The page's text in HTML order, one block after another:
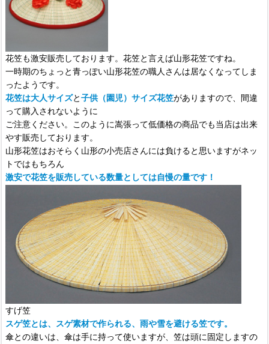
花笠も激安販売しております。花笠と言えば山形花笠ですね。
一時期のちょっと青っぽい山形花笠の職人さんは居なくなってしま
ったようです。
花笠は大人サイズと子供（園児）サイズ花笠がありますので、間違
って購入されないように
ご注意ください。このように嵩張って低価格の商品でも当店は出来
やす販売しております。
山形花笠はおそらく山形の小売店さんには負けると思いますがネッ
トではもちろん
激安で花笠を販売している数量としては自慢の量です！
すげ笠
スゲ笠とは、スゲ素材で作られる、雨や雪を避ける笠です。
傘との違いは、傘は手に持って使いますが、笠は頭に固定しますの